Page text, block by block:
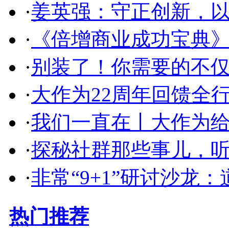
·姜英强：守正创新，
· 《倍增商业成功宝典
·别装了！你需要的不
·大作为22周年回馈全
·我们一直在丨大作为
·探秘社群那些事儿，
·非常“9+1”研讨沙龙
热门推荐